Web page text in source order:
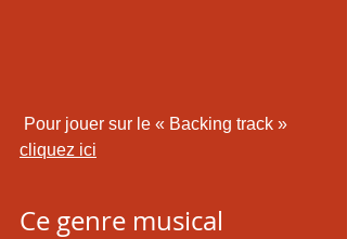
Pour jouer sur le « Backing track »
cliquez ici
Ce genre musical